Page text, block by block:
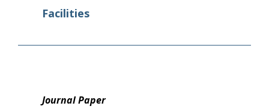
Facilities
Journal Paper